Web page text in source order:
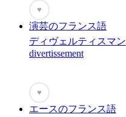
♥
演芸のフランス語
ディヴェルティスマン
divertissement
♥
エースのフランス語